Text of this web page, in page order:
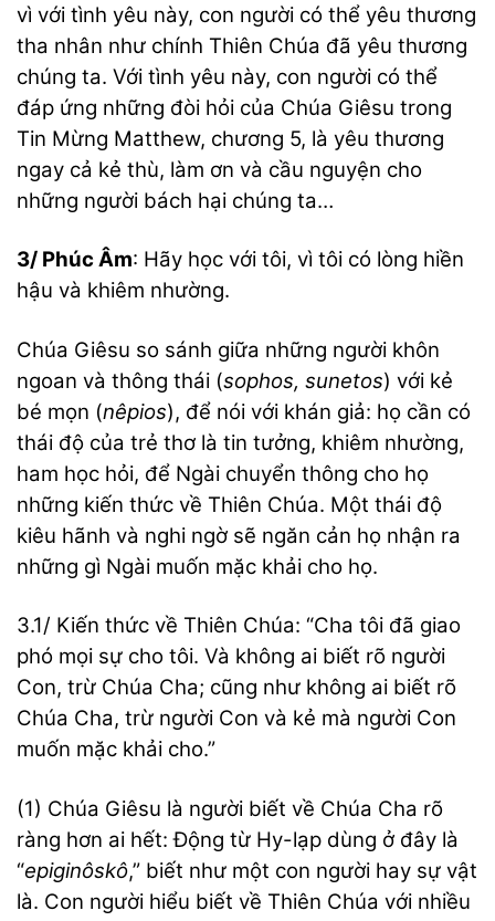
vì với tình yêu này, con người có thể yêu thương
tha nhân như chính Thiên Chúa đã yêu thương
chúng ta. Với tình yêu này, con người có thể
đáp ứng những đòi hỏi của Chúa Giêsu trong
Tin Mừng Matthew, chương 5, là yêu thương
ngay cả kẻ thù, làm ơn và cầu nguyện cho
những người bách hại chúng ta…
3/ Phúc Âm: Hãy học với tôi, vì tôi có lòng hiền
hậu và khiêm nhường.
Chúa Giêsu so sánh giữa những người khôn
ngoan và thông thái (sophos, sunetos) với kẻ
bé mọn (nêpios), để nói với khán giả: họ cần có
thái độ của trẻ thơ là tin tưởng, khiêm nhường,
ham học hỏi, để Ngài chuyển thông cho họ
những kiến thức về Thiên Chúa. Một thái độ
kiêu hãnh và nghi ngờ sẽ ngăn cản họ nhận ra
những gì Ngài muốn mặc khải cho họ.
3.1/ Kiến thức về Thiên Chúa: “Cha tôi đã giao
phó mọi sự cho tôi. Và không ai biết rõ người
Con, trừ Chúa Cha; cũng như không ai biết rõ
Chúa Cha, trừ người Con và kẻ mà người Con
muốn mặc khải cho.”
(1) Chúa Giêsu là người biết về Chúa Cha rõ
ràng hơn ai hết: Động từ Hy-lạp dùng ở đây là
“epiginôskô,” biết như một con người hay sự vật
là. Con người hiểu biết về Thiên Chúa với nhiều